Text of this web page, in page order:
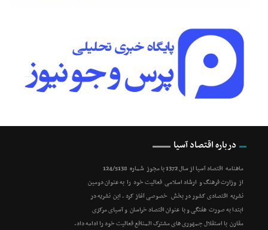
درباره اقتصاد آسیا
ماهنامه اقتصاد آسیا از سال 1372 با مجوز شماره 124/5138
از وزارت فرهنگ و ارشاد اسلامی فعالیت خود را به عنوان دومین
نشریه اقتصادی کشور در بخش خصوصی آغاز کرد . این نشریه در
ابتدا به صورت هفتگی و با عنوان اقتصاد خراسان و آسیای مرکزی
مقارن با استقلال جمهوری های مشترک المنافع فعالیت خود را ادامه داد.